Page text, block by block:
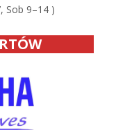
Sob 9–14 )